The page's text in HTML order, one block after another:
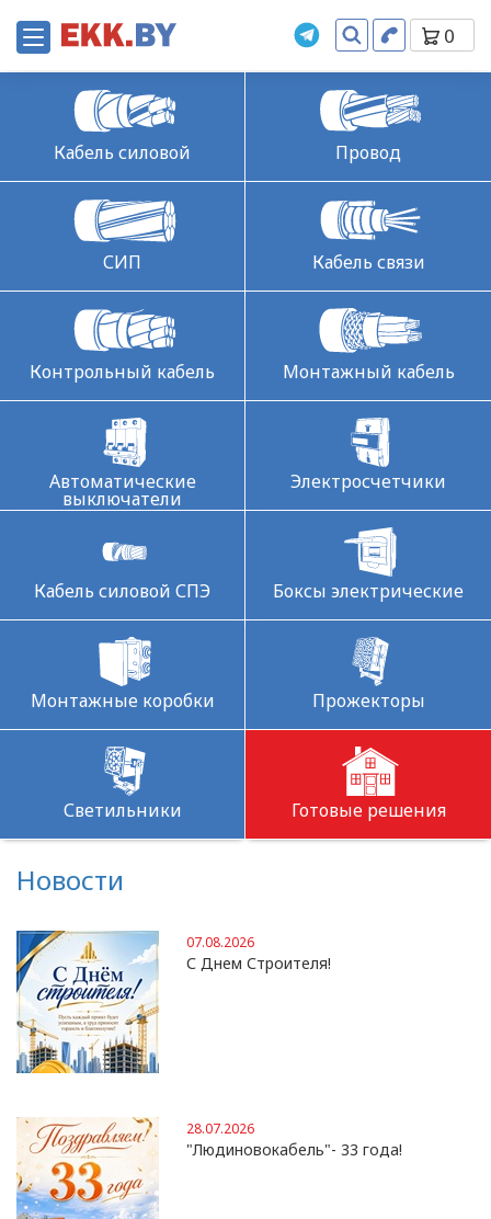
0
Кабель силовой Провод
СИП Кабель связи
Контрольный кабель Монтажный кабель
Автоматические
выключатели
Электросчетчики
Кабель силовой СПЭ Боксы электрические
Монтажные коробки Прожекторы
Светильники Готовые решения
Новости
07.08.2026
С Днем Строителя!
28.07.2026
"Людиновокабель"- 33 года!